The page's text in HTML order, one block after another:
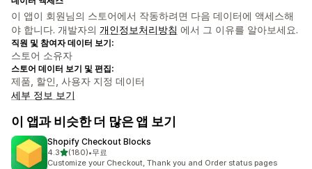
이 앱이 회원님의 스토어에서 작동하려면 다음 데이터에 액세스해
야 합니다. 개발자의 개인정보처리방침 에서 그 이유를 알아보세요.
직원 및 참여자 데이터 보기:
스토어 소유자
스토어 데이터 보기 및 편집:
제품, 할인, 사용자 지정 데이터
세부 정보 보기
이 앱과 비슷한 더 많은 앱 보기
Shopify Checkout Blocks
4.3별 5개 중
(180)
총 리뷰 180개
•무료
Customize your Checkout, Thank you and Order status pages